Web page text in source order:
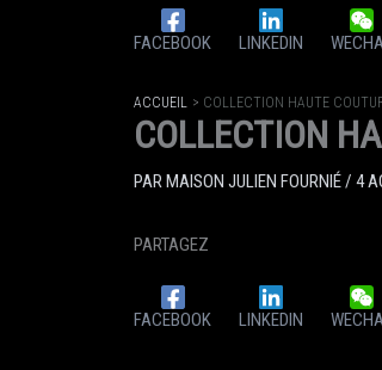
FACEBOOK LINKEDIN
ACCUEIL COLLECTION HAUTE
COLLECTION
PARMAISON JULIEN FOURNIÉ/ 4
PARTAGEZ
FACEBOOK LINKEDIN